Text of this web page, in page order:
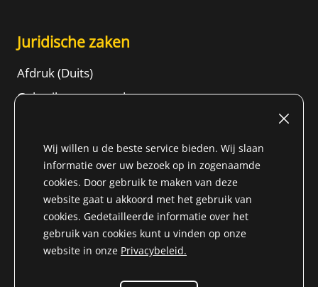
Juridische zaken
Afdruk (Duits)
Gebruiksvoorwaarden
ALGEMENE VOORWAARDEN
Gegevensbeschermingsinformatie
Content
) plusvrachtkostenen rembourskosten,
Wij willen u de beste service bieden. Wij slaan
informatie over uw bezoek op in zogenaamde
cookies. Door gebruik te maken van deze
website gaat u akkoord met het gebruik van
cookies. Gedetailleerde informatie over het
gebruik van cookies kunt u vinden op onze
website in onze Privacybeleid.